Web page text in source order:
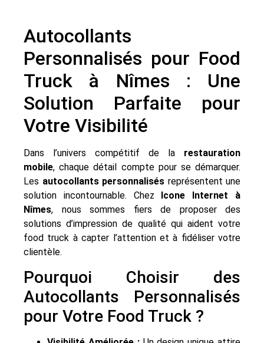
Autocollants
Personnalisés pour Food
Truck à Nîmes : Une
Solution Parfaite pour
Votre Visibilité
Dans l’univers compétitif de la restauration
mobile, chaque détail compte pour se démarquer.
Les autocollants personnalisés représentent une
solution incontournable. Chez Icone Internet à
Nîmes, nous sommes fiers de proposer des
solutions d’impression de qualité qui aident votre
food truck à capter l’attention et à fidéliser votre
clientèle.
Pourquoi Choisir des
Autocollants Personnalisés
pour Votre Food Truck ?